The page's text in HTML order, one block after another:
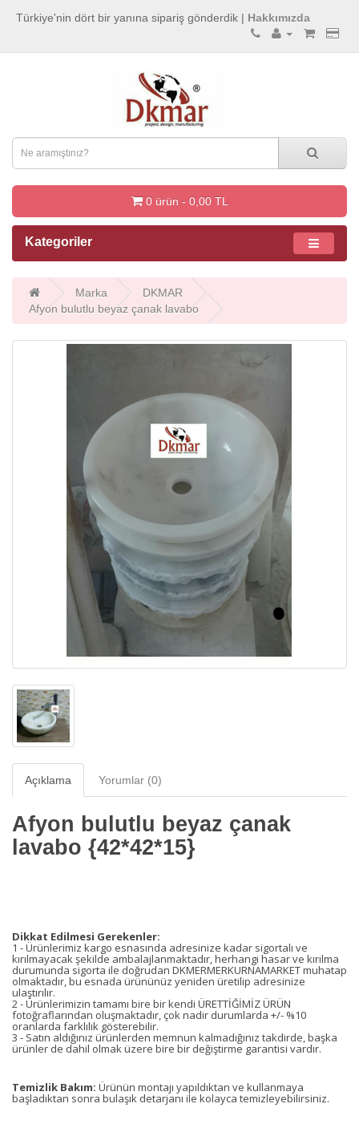
Türkiye'nin dört bir yanına sipariş gönderdik | Hakkımızda
0 ürün - 0,00 TL
Kategoriler
Marka
DKMAR
Afyon bulutlu beyaz çanak lavabo
Açıklama Yorumlar (0)
Afyon bulutlu beyaz çanak
lavabo {42*42*15}
Dikkat Edilmesi Gerekenler:
1 - Ürünlerimiz kargo esnasında adresinize kadar sigortalı ve
kırılmayacak şekilde ambalajlanmaktadır, herhangi hasar ve kırılma
durumunda sigorta ile doğrudan DKMERMERKURNAMARKET muhatap
olmaktadır, bu esnada ürününüz yeniden üretilip adresinize
ulaştırılır.
2 - Ürünlerimizin tamamı bire bir kendi ÜRETTİĞİMİZ ÜRÜN
fotoğraflarından oluşmaktadır, çok nadir durumlarda +/- %10
oranlarda farklılık gösterebilir.
3 - Satın aldığınız ürünlerden memnun kalmadığınız takdirde, başka
ürünler de dahil olmak üzere bire bir değiştirme garantisi vardır.
Temizlik Bakım: Ürünün montajı yapıldıktan ve kullanmaya
başladıktan sonra bulaşık detarjanı ile kolayca temizleyebilirsiniz.